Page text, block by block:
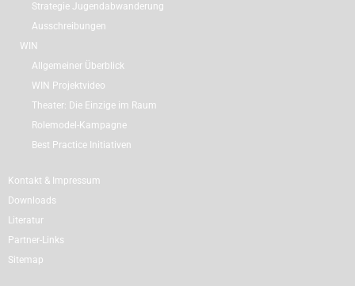
Strategie Jugendabwanderung
Ausschreibungen
WIN
Allgemeiner Überblick
WIN Projektvideo
Theater: Die Einzige im Raum
Rolemodel-Kampagne
Best Practice Initiativen
Kontakt & Impressum
Downloads
Literatur
Partner-Links
Sitemap